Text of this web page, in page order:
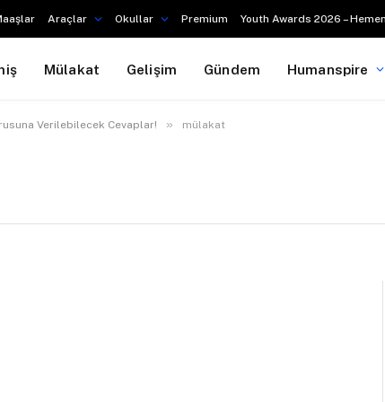
Araçlar Okullar Premium Youth Awards 2026 –
Mülakat Gelişim Gündem Humanspire
Verilebilecek Cevaplar! » mülakat